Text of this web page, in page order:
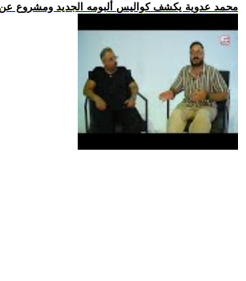
.. محمد عدوية يكشف كواليس ألبومه الجديد ومشروع